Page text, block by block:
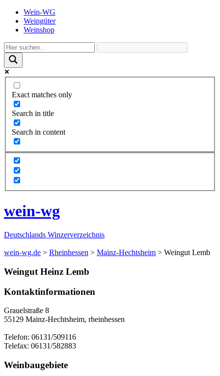
Wein-WG
Weingüter
Weinshop
Exact matches only
Search in title
Search in content
wein-wg
Deutschlands Winzerverzeichnis
wein-wg.de > Rheinhessen > Mainz-Hechtsheim > Weingut Lemb
Weingut Heinz Lemb
Kontaktinformationen
Grauelstraße 8
55129 Mainz-Hechtsheim, rheinhessen
Telefon: 06131/509116
Telefax: 06131/582883
Weinbaugebiete